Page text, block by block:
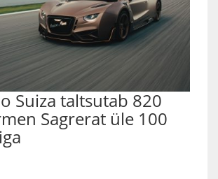
Suiza taltsutab 820
Sagrerat üle 100